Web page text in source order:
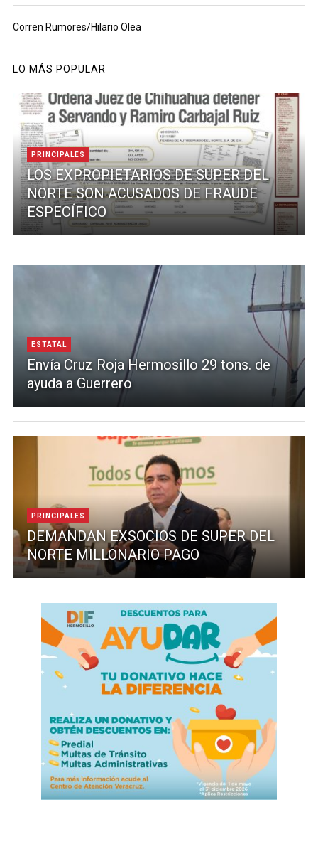
Corren Rumores/Hilario Olea
LO MÁS POPULAR
PRINCIPALES
LOS EXPROPIETARIOS DE SUPER DEL
NORTE SON ACUSADOS DE FRAUDE
ESPECÍFICO
ESTATAL
Envía Cruz Roja Hermosillo 29 tons. de
ayuda a Guerrero
PRINCIPALES
DEMANDAN EXSOCIOS DE SUPER DEL
NORTE MILLONARIO PAGO